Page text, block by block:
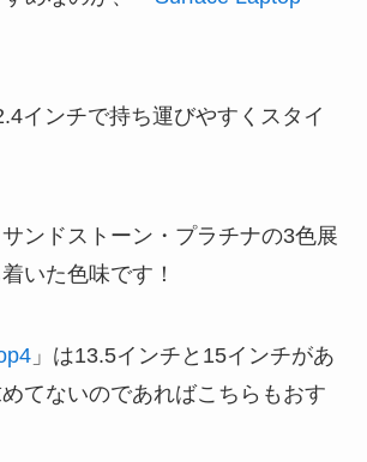
インチで持ち運びやすくスタイ
ンドストーン・プラチナの3色展
いた色味です！
」は13.5インチと15インチがあ
てないのであればこちらもおす